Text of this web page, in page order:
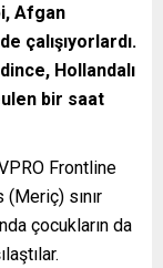
Afgan
çalışıyorlardı.
Hollandalı
bir saat
Frontline
sınır
çocukların da